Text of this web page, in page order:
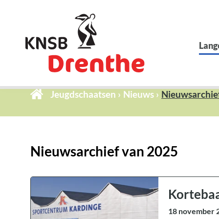
Jeugdschaatsen Nieuws
Nieuwsarchief van 2025
18 november